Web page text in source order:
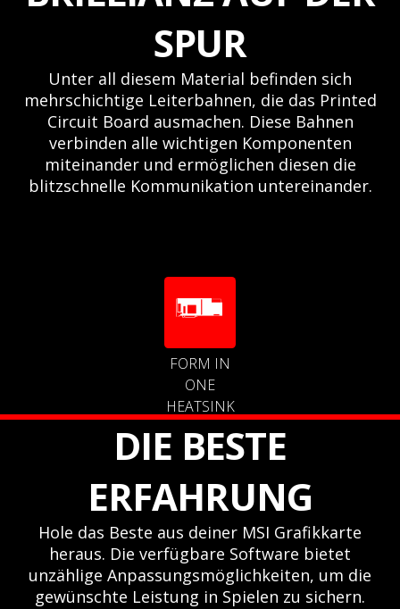
SPUR
Unter all diesem Material befinden sich
mehrschichtige Leiterbahnen, die das Printed
Circuit Board ausmachen. Diese Bahnen
verbinden alle wichtigen Komponenten
miteinander und ermöglichen diesen die
blitzschnelle Kommunikation untereinander.
FORM IN
ONE
HEATSINK
DIE BESTE
ERFAHRUNG
Hole das Beste aus deiner MSI Grafikkarte
heraus. Die verfügbare Software bietet
unzählige Anpassungsmöglichkeiten, um die
gewünschte Leistung in Spielen zu sichern.